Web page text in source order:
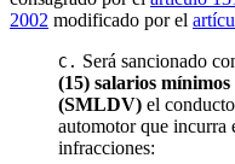
2002 modificado por el
C. Será sancionado
(15) salarios
(SMLDV) el
automotor que incurra
infracciones: